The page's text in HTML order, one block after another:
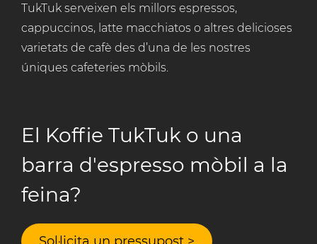
TukTuk serveixen els millors espressos,
cappuccinos, latte macchiatos o altres delicioses
varietats de cafè des d’una de les nostres
úniques cafeteries mòbils.
El Koffie TukTuk o una
barra d'espresso mòbil a la
feina?